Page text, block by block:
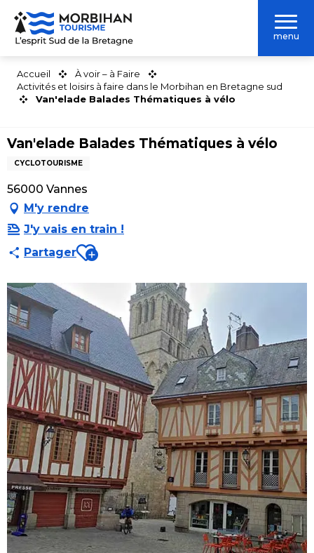
Aller
contenu
menu
Accueil
À voir – à Faire
Activités et loisirs à faire dans le Morbihan en Bretagne sud
Van'elade Balades Thématiques à vélo
Van'elade Balades Thématiques à vélo
CYCLOTOURISME
56000 Vannes
M'y rendre
J'y vais en train !
PartagerAjouter aux favoris